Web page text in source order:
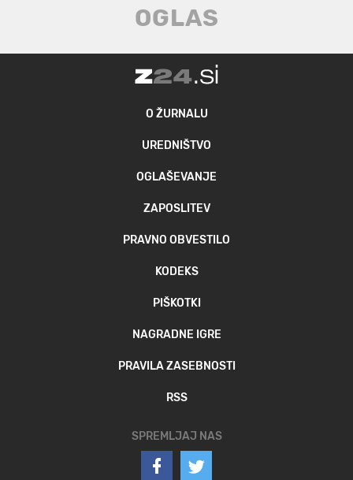
O ŽURNALU
UREDNIŠTVO
OGLAŠEVANJE
ZAPOSLITEV
PRAVNO OBVESTILO
KODEKS
PIŠKOTKI
NAGRADNE IGRE
PRAVILA ZASEBNOSTI
RSS
SPREMLJAJ NAS